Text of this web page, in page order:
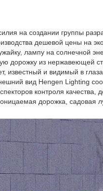
на создании группы
дешевой цены на
лампу на солнечной
дорожку из нержавеющей
известный и видимый в
вид Hengen Lighting
контроля
дорожка, садовая